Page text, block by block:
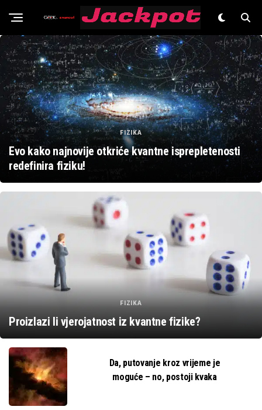
Znanost
FIZIKA
Evo kako najnovije otkriće kvantne isprepletenosti
redefinira fiziku!
FIZIKA
Proizlazi li vjerojatnost iz kvantne fizike?
Da, putovanje kroz vrijeme je
moguće – no, postoji kvaka